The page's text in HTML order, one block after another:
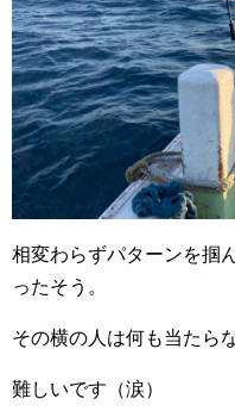
相変わらずパターンを掴
ったそう。
その横の人は何も当たら
難しいです（涙）